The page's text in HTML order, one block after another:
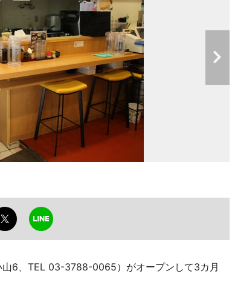
6、TEL 03-3788-0065）がオープンして3カ月